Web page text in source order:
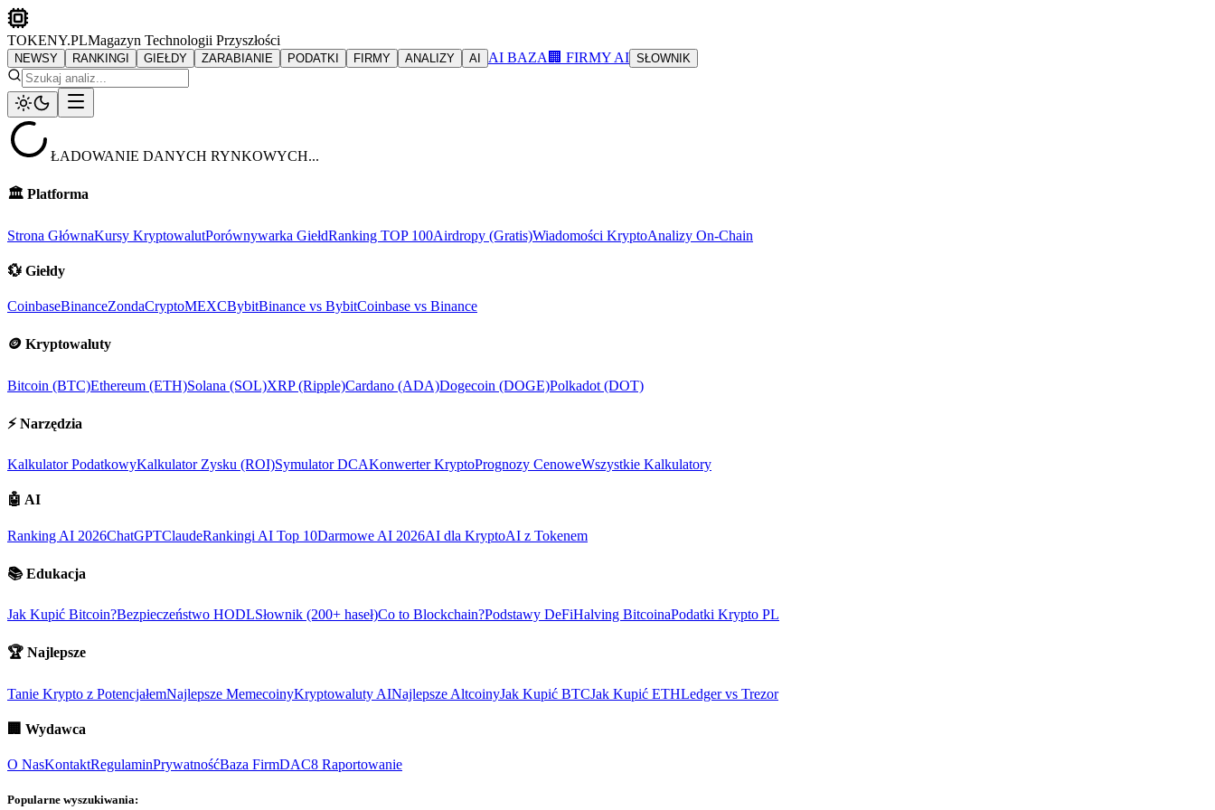
TOKENY.PLMagazyn Technologii Przyszłości
NEWSY RANKINGI GIEŁDY ZARABIANIE PODATKI FIRMY ANALIZY AI AI BAZA 🏢 FIRMY AI SŁOWNIK
ŁADOWANIE DANYCH RYNKOWYCH...
🏛️ Platforma
Strona GłównaKursy KryptowalutPorównywarka GiełdRanking TOP 100Airdropy (Gratis)Wiadomości KryptoAnalizy On-Chain
💱 Giełdy
CoinbaseBinanceZondaCryptoMEXCBybitBinance vs BybitCoinbase vs Binance
🪙 Kryptowaluty
Bitcoin (BTC)Ethereum (ETH)Solana (SOL)XRP (Ripple)Cardano (ADA)Dogecoin (DOGE)Polkadot (DOT)
⚡ Narzędzia
Kalkulator PodatkowyKalkulator Zysku (ROI)Symulator DCAKonwerter KryptoPrognozy CenoweWszystkie Kalkulatory
🤖 AI
Ranking AI 2026ChatGPTClaudeRankingi AI Top 10Darmowe AI 2026AI dla KryptoAI z Tokenem
📚 Edukacja
Jak Kupić Bitcoin?Bezpieczeństwo HODLSłownik (200+ haseł)Co to Blockchain?Podstawy DeFiHalving BitcoinaPodatki Krypto PL
🏆 Najlepsze
Tanie Krypto z PotencjałemNajlepsze MemecoinyKryptowaluty AINajlepsze AltcoinyJak Kupić BTCJak Kupić ETHLedger vs Trezor
🏢 Wydawca
O NasKontaktRegulaminPrywatnośćBaza FirmDAC8 Raportowanie
Popularne wyszukiwania: